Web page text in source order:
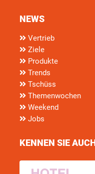
NEWS
Vertrieb
Ziele
Produkte
Trends
Tschüss
Themenwochen
Weekend
Jobs
KENNEN SIE